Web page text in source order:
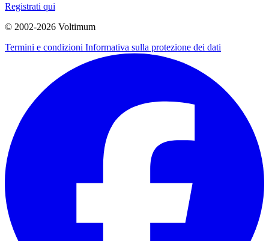
Registrati qui
© 2002-2026 Voltimum
Termini e condizioni Informativa sulla protezione dei dati